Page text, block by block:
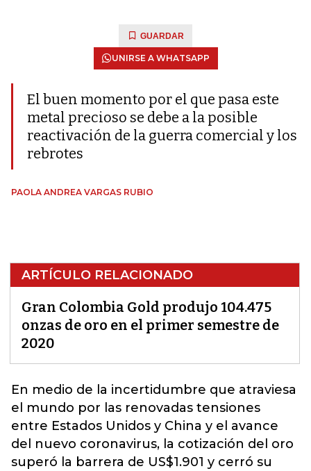
GUARDAR
UNIRSE A WHATSAPP
El buen momento por el que pasa este
metal precioso se debe a la posible
reactivación de la guerra comercial y los
rebrotes
PAOLA ANDREA VARGAS RUBIO
ARTÍCULO RELACIONADO
Gran Colombia Gold produjo 104.475
onzas de oro en el primer semestre de
2020
En medio de la incertidumbre que atraviesa
el mundo por las renovadas tensiones
entre Estados Unidos y China y el avance
del nuevo coronavirus, la cotización del oro
superó la barrera de US$1.901 y cerró su